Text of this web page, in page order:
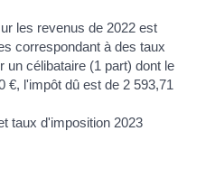
taux d'imposition 2023